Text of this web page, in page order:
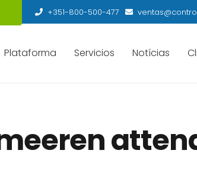
+351-800-500-477
Plataforma Servicios Notícias